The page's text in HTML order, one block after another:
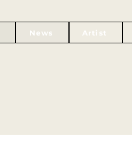
News Artist